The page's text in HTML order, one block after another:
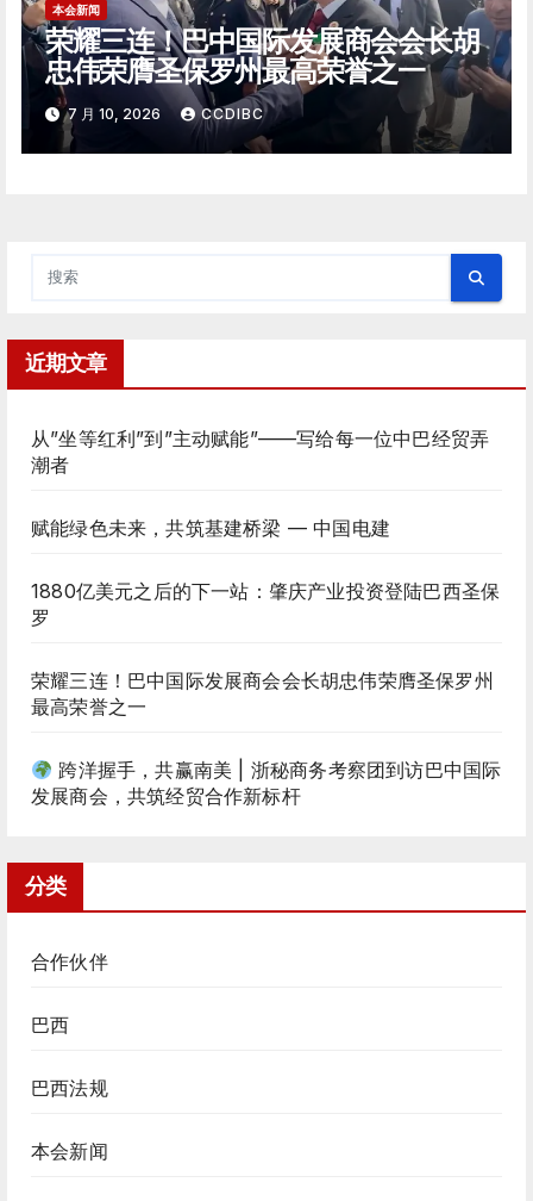
本会新闻
荣耀三连！巴中国际发展商会会长胡
忠伟荣膺圣保罗州最高荣誉之一
7 月 10, 2026 CCDIBC
近期文章
从”坐等红利”到”主动赋能”——写给每一位中巴经贸弄
潮者
赋能绿色未来，共筑基建桥梁 — 中国电建
1880亿美元之后的下一站：肇庆产业投资登陆巴西圣保
罗
荣耀三连！巴中国际发展商会会长胡忠伟荣膺圣保罗州
最高荣誉之一
跨洋握手，共赢南美 | 浙秘商务考察团到访巴中国际
发展商会，共筑经贸合作新标杆
分类
合作伙伴
巴西
巴西法规
本会新闻